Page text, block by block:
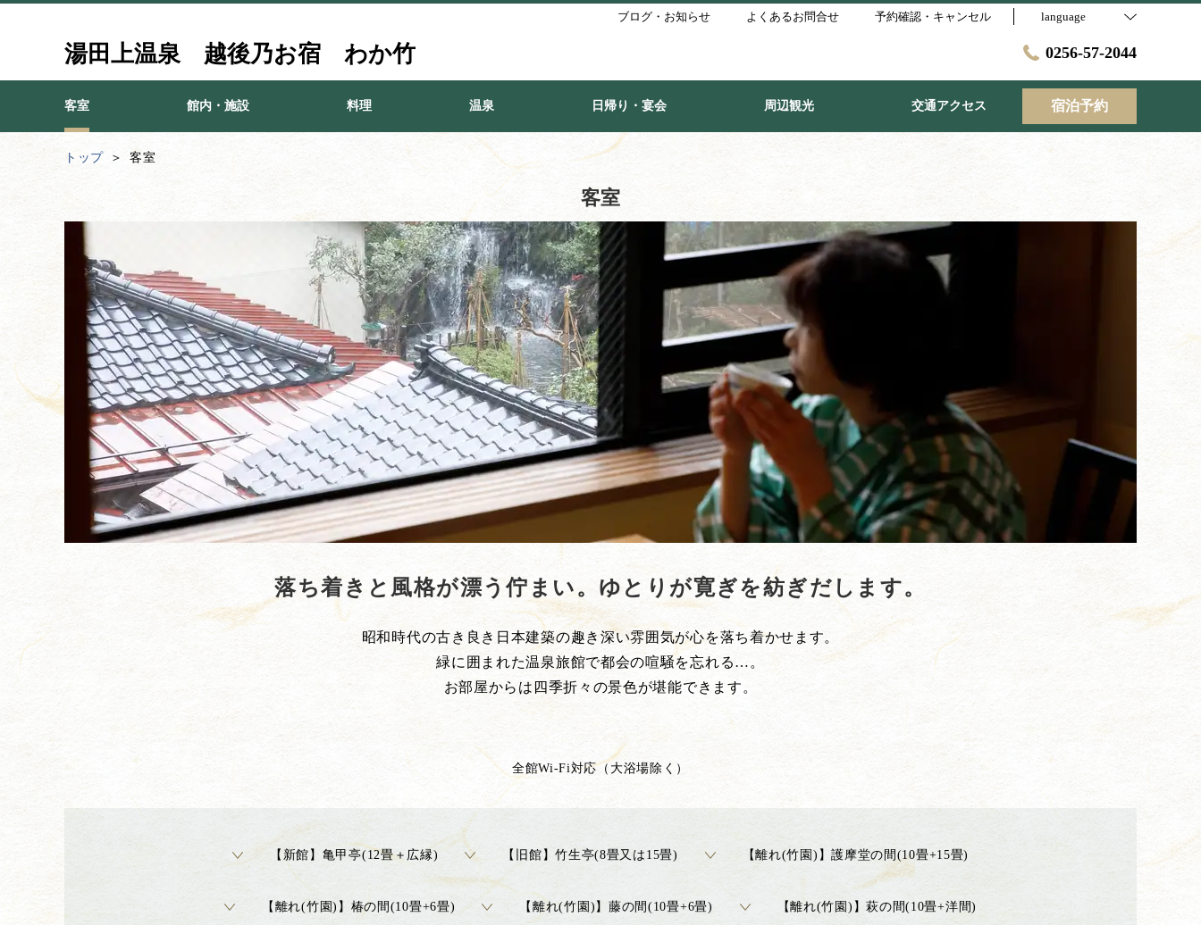
ブログ・お知らせ よくあるお問合せ 予約確認・キャンセル language
湯田上温泉 越後乃お宿 わか竹 0256-57-2044
客室 館内・施設 料理 温泉 日帰り・宴会 周辺観光 交通アクセス 宿泊予約
トップ 客室
客室
落ち着きと風格が漂う佇まい。ゆとりが寛ぎを紡ぎだします。
昭和時代の古き良き日本建築の趣き深い雰囲気が心を落ち着かせます。
緑に囲まれた温泉旅館で都会の喧騒を忘れる…。
お部屋からは四季折々の景色が堪能できます。
全館Wi-Fi対応（大浴場除く）
【新館】亀甲亭(12畳＋広縁) 【旧館】竹生亭(8畳又は15畳) 【離れ(竹園)】護摩堂の間(10畳+15畳)
【離れ(竹園)】椿の間(10畳+6畳) 【離れ(竹園)】藤の間(10畳+6畳) 【離れ(竹園)】萩の間(10畳+洋間)